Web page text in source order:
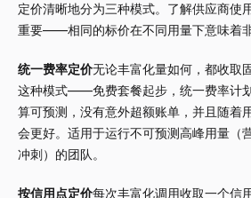
定价清晰地分为三种模式。了解供应商使
重要——相同的标价在不同用量下意味着非
统一费率定价无论丰富化量如何，都收取
这种模式——免费套餐起步，统一费率计
算可预测，没有意外超额账单，并且随着
会更好。适用于运行不可预测高峰用量（
冲刺）的团队。
按信用点定价每次丰富化调用收取一个信